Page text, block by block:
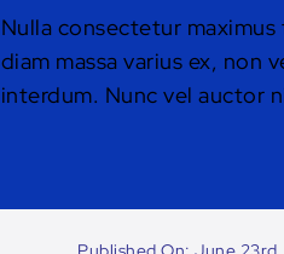
Nulla consectetur
diam massa varius ex, non
interdum. Nunc vel auctor